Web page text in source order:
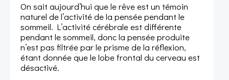
On sait aujourd’hui que le rêve est un témoin
naturel de l’activité de la pensée pendant le
sommeil. L’activité cérébrale est différente
pendant le sommeil, donc la pensée produite
n’est pas filtrée par le prisme de la réflexion,
étant donnée que le lobe frontal du cerveau est
désactivé.